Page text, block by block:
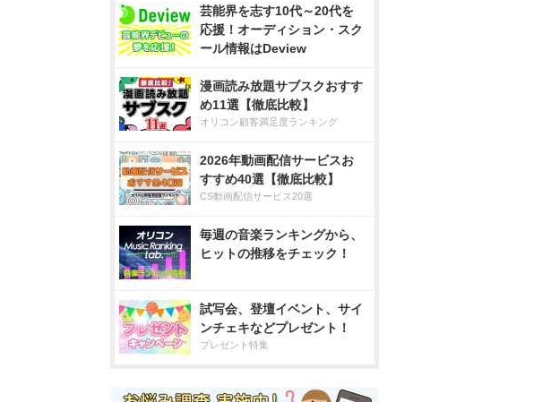
芸能界を志す10代～20代を
応援！オーディション・スク
ール情報はDeview
漫画読み放題サブスクおすす
め11選【徹底比較】
オリコン顧客満足度ランキング
2026年動画配信サービスお
すすめ40選【徹底比較】
CS動画配信サービス20選
毎週の音楽ランキングから、
ヒットの推移をチェック！
試写会、登壇イベント、サイ
ンチェキなどプレゼント！
プレゼント特集